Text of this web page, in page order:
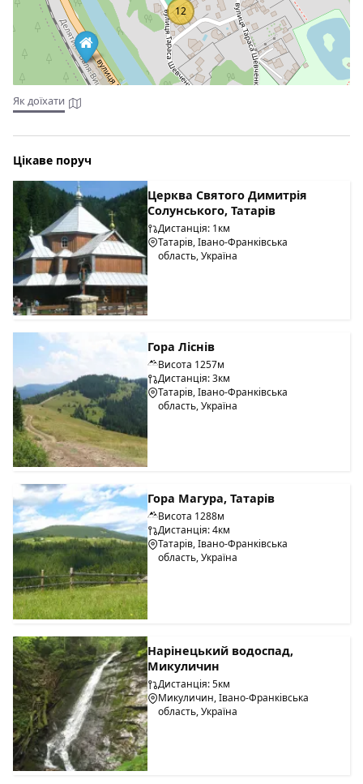
12
Як доїхати
Цікаве поруч
Церква Святого Димитрія
Солунського, Татарів
Дистанція: 1км
Татарів, Івано-Франківська
область, Україна
Гора Ліснів
Висота 1257м
Дистанція: 3км
Татарів, Івано-Франківська
область, Україна
Гора Магура, Татарів
Висота 1288м
Дистанція: 4км
Татарів, Івано-Франківська
область, Україна
Нарінецький водоспад,
Микуличин
Дистанція: 5км
Микуличин, Івано-Франківська
область, Україна